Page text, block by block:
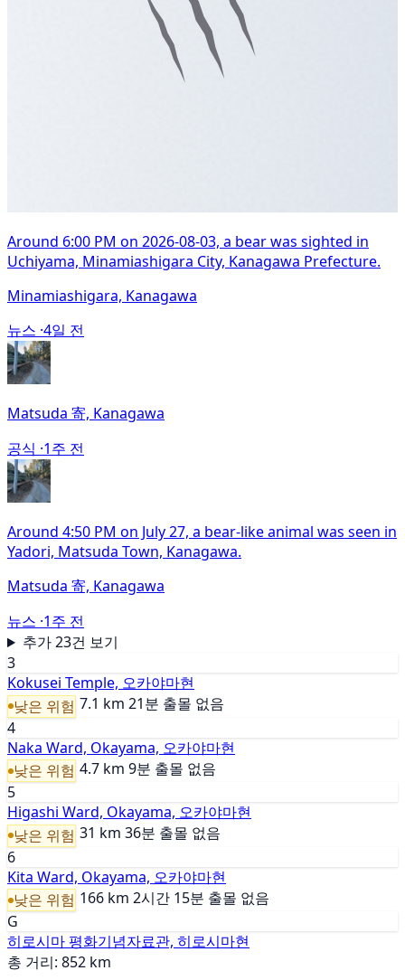
Around 6:00 PM on 2026-08-03, a bear was sighted in
Uchiyama, Minamiashigara City, Kanagawa Prefecture.
Minamiashigara, Kanagawa
뉴스 ·4일 전
Matsuda 寄, Kanagawa
공식 ·1주 전
Around 4:50 PM on July 27, a bear-like animal was seen in
Yadori, Matsuda Town, Kanagawa.
Matsuda 寄, Kanagawa
뉴스 ·1주 전
추가 23건 보기
3
Kokusei Temple, 오카야마현
낮은 위험 7.1 km 21분 출몰 없음
4
Naka Ward, Okayama, 오카야마현
낮은 위험 4.7 km 9분 출몰 없음
5
Higashi Ward, Okayama, 오카야마현
낮은 위험 31 km 36분 출몰 없음
6
Kita Ward, Okayama, 오카야마현
낮은 위험 166 km 2시간 15분 출몰 없음
G
히로시마 평화기념자료관, 히로시마현
총 거리: 852 km